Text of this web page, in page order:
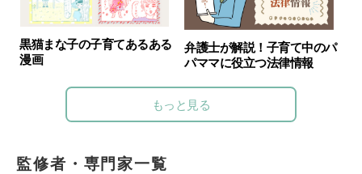
黒猫まな子の子育てあるある
漫画
弁護士が解説！子育て中のパ
パママに役立つ法律情報
もっと見る
監修者・専門家一覧